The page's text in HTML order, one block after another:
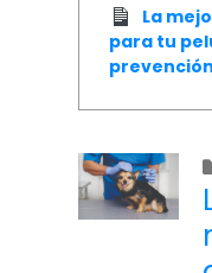
La
para tu
prevención